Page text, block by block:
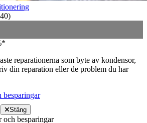
)
reparationerna som byte av kondensor,
din reparation eller de problem du har
besparingar
Stäng
besparingar